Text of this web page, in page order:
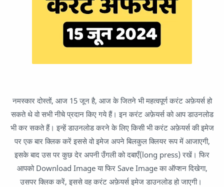
नमस्कार दोस्तों, आज 15 जून है, आज के जितने भी महत्वपूर्ण करंट अफ़ेयर्स हो
सकते थे वो सभी नीचे प्रदान किए गये हैं। इन करंट अफ़ेयर्स को आप डाउनलोड
भी कर सकते हैं। इन्हें डाउनलोड करने के लिए किसी भी करंट अफ़ेयर्स की इमेज
पर एक बार क्लिक करें इससे वो इमेज अपने बिलकुल क्लियर रूप में आजाएगी,
इसके बाद उस पर कुछ देर अपनी उँगली को दबाएँ(long press) रखें। फिर
आपको Download Image या फिर Save Image का ऑप्शन दिखेगा,
उसपर क्लिक करें, इससे वह करंट अफ़ेयर्स इमेज डाउनलोड हो जाएगी।